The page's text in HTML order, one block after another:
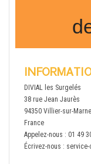
DIVIAL les Surgelés
38 rue Jean Jaurès
94350 Villier-sur-Marne
France
Appelez-nous : 01 49
Écrivez-nous :